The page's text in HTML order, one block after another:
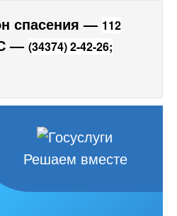
спасения — 112
— (34374) 2-42-26;
Решаем вместе